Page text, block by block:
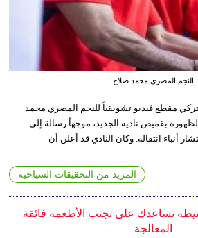
النجم المصري محمد صلاح
مقطع فيديو تشويقياً للنجم المصري محمد
بقميص ناديه الجديد، موجهاً رسالة إلى
أنباء انتقاله. وكان النادي قد أعلن أن
المزيد من التحقيقات السياحية
تساعدك على تجنب الأطعمة فائقة
المعالجة